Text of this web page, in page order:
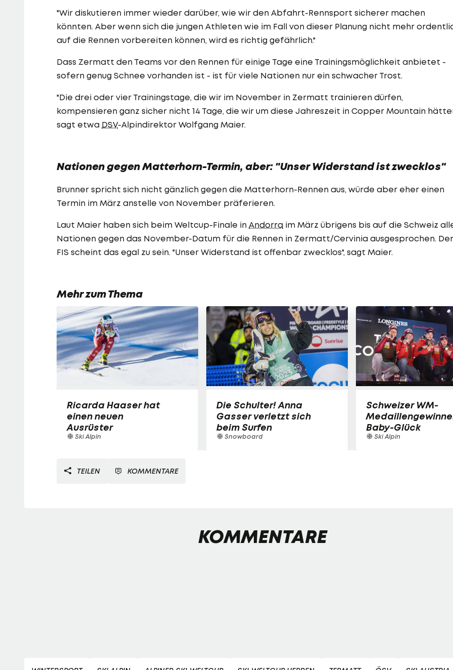
"Wir diskutieren immer wieder darüber, wie wir den Abfahrt-Rennsport sicherer machen
könnten. Aber wenn sich die jungen Athleten wie im Fall von dieser Planung nicht mehr
auf die Rennen vorbereiten können, wird es richtig gefährlich."
Dass Zermatt den Teams vor den Rennen für einige Tage eine Trainingsmöglichkeit anbietet -
sofern genug Schnee vorhanden ist - ist für viele Nationen nur ein schwacher Trost.
"Die drei oder vier Trainingstage, die wir im November in Zermatt trainieren dürfen,
kompensieren ganz sicher nicht 14 Tage, die wir um diese Jahreszeit in Copper Mountain
sagt etwa DSV-Alpindirektor Wolfgang Maier.
Nationen gegen Matterhorn-Termin, aber: "Unser Widerstand ist zwecklos"
Brunner spricht sich nicht gänzlich gegen die Matterhorn-Rennen aus, würde aber eher einen
Termin im März anstelle von November präferieren.
Laut Maier haben sich beim Weltcup-Finale in Andorra im März übrigens bis auf die Schweiz
Nationen gegen das November-Datum für die Rennen in Zermatt/Cervinia ausgesprochen. Der
FIS scheint das egal zu sein. "Unser Widerstand ist offenbar zwecklos", sagt Maier.
Mehr zum Thema
Ricarda Haaser hat
einen neuen
Ausrüster
Ski Alpin
Die Schulter! Anna
Gasser verletzt sich
beim Surfen
Snowboard
Schweizer WM-
Baby-Glück
Ski Alpin
TEILEN KOMMENTARE
KOMMENTARE